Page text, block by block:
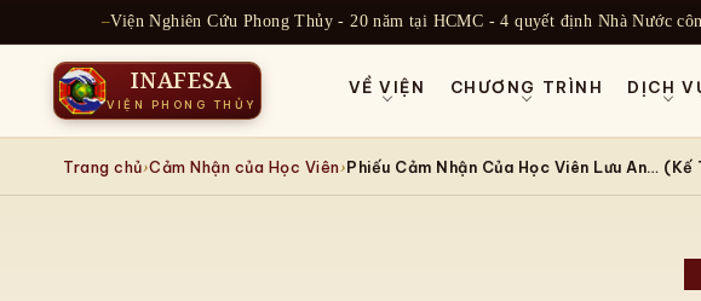
Viện Nghiên Cứu Phong Thủy - 20 năm tại HCMC - 4 quyết định Nhà Nước
INAFESA
VIỆN PHONG THỦY
VỀ VIỆN CHƯƠNG TRÌNH DỊCH
Trang chủ›Cảm Nhận của Học Viên›Phiếu Cảm Nhận Của Học Viên Lưu An… (Kế